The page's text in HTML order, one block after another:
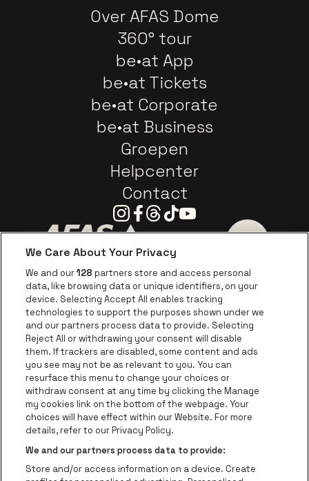
Over AFAS Dome
360° tour
be•at App
be•at Tickets
be•at Corporate
be•at Business
Groepen
Helpcenter
Contact
Instagram
Facebook
Threads
TiktokYoutube
Ga naar
Ga naar de website van Europcar
Ga naar de
Ga naar de website van Coca-Cola
Ga naar de website van
Ga naar de
Ga naar de website van Champagne
Ga naar de website
Ga naar de website van Het
Ga naar de
AFAS Dome is een deel van be•at
AFAS Dome
Schijnpoortweg 119, 2170 Antwerpen
Be-At Venues
We Care About Your Privacy
We and our128 partners store and access personal
data, like browsing data or unique identifiers, on your
device. Selecting Accept All enables tracking
technologies to support the purposes shown under we
and our partners process data to provide. Selecting
Reject All or withdrawing your consent will disable
them. If trackers are disabled, some content and ads
you see may not be as relevant to you. You can
resurface this menu to change your choices or
withdraw consent at any time by clicking the Manage
my cookies link on the bottom of the webpage. Your
choices will have effect within our Website. For more
details, refer to our Privacy Policy.
We and our partners process data to provide:
Store and/or access information on a device. Create